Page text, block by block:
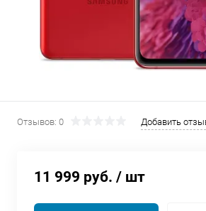
Отзывов: 0 Добавить
11 999 руб. / шт
об оплате Плайтом
недели
Остались вопросы?